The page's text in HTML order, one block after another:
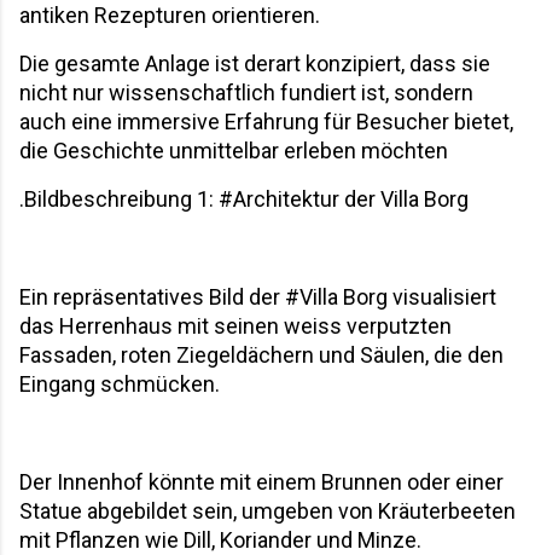
antiken Rezepturen orientieren.
Die gesamte Anlage ist derart konzipiert, dass sie
nicht nur wissenschaftlich fundiert ist, sondern
auch eine immersive Erfahrung für Besucher bietet,
die Geschichte unmittelbar erleben möchten
.Bildbeschreibung 1: #Architektur der Villa Borg
Ein repräsentatives Bild der #Villa Borg visualisiert
das Herrenhaus mit seinen weiss verputzten
Fassaden, roten Ziegeldächern und Säulen, die den
Eingang schmücken.
Der Innenhof könnte mit einem Brunnen oder einer
Statue abgebildet sein, umgeben von Kräuterbeeten
mit Pflanzen wie Dill, Koriander und Minze.